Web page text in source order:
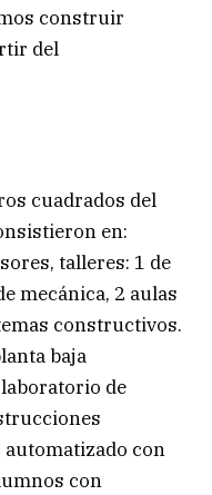
construir
del
cuadrados del
en:
talleres: 1 de
mecánica, 2 aulas
constructivos.
baja
de
con
con